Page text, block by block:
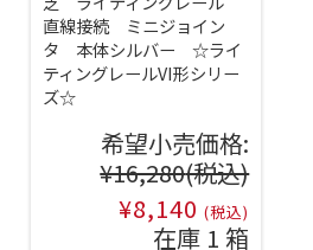
直線接続 ミニジョイン
タ 本体シルバー ☆ライ
ティングレールVI形シリー
ズ☆
希望小売価格:
¥16,280(税込)
¥8,140 (税込)
在庫 1 箱